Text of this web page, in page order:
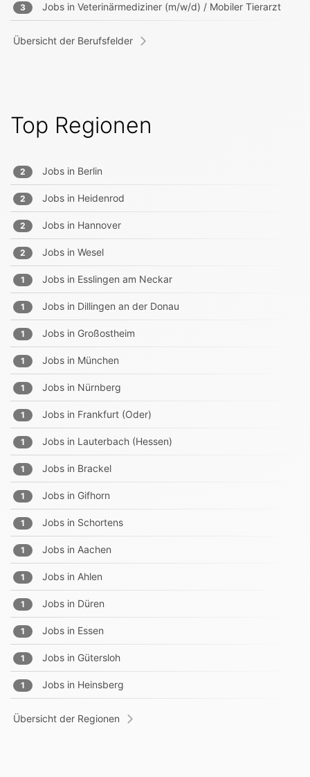
3 Jobs in Veterinärmediziner (m/w/d) / Mobiler Tierarzt
Übersicht der Berufsfelder
Top Regionen
2 Jobs in Berlin
2 Jobs in Heidenrod
2 Jobs in Hannover
2 Jobs in Wesel
1 Jobs in Esslingen am Neckar
1 Jobs in Dillingen an der Donau
1 Jobs in Großostheim
1 Jobs in München
1 Jobs in Nürnberg
1 Jobs in Frankfurt (Oder)
1 Jobs in Lauterbach (Hessen)
1 Jobs in Brackel
1 Jobs in Gifhorn
1 Jobs in Schortens
1 Jobs in Aachen
1 Jobs in Ahlen
1 Jobs in Düren
1 Jobs in Essen
1 Jobs in Gütersloh
1 Jobs in Heinsberg
Übersicht der Regionen